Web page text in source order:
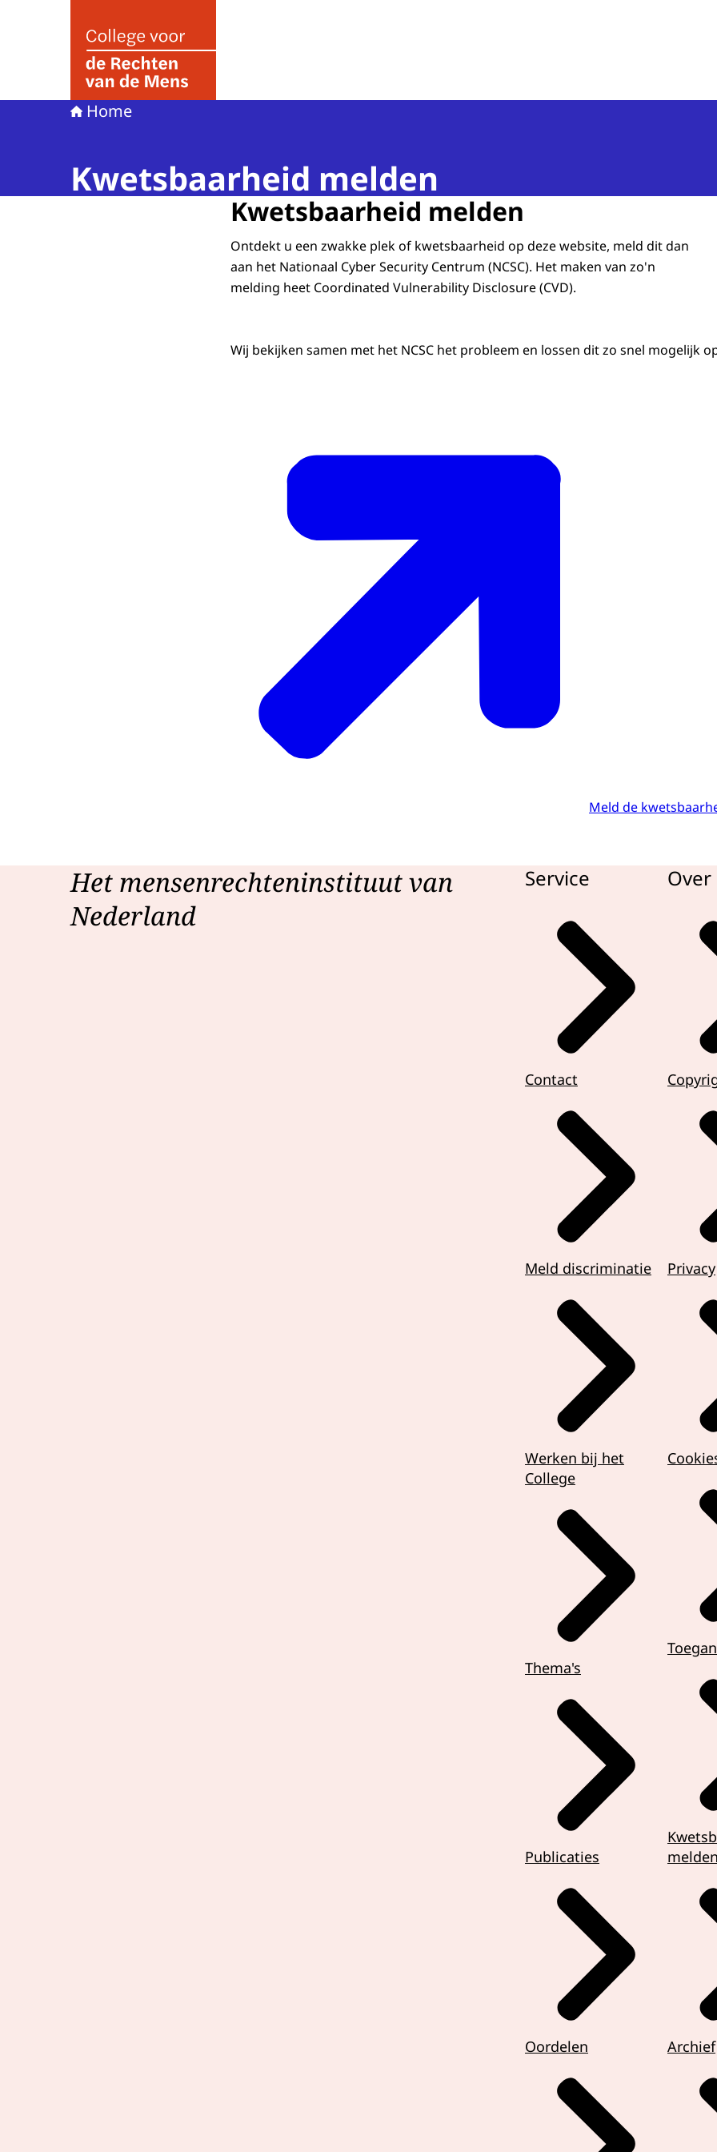
Home
Kwetsbaarheid melden
Kwetsbaarheid melden
Ontdekt u een zwakke plek of kwetsbaarheid op deze website, meld dit dan
aan het Nationaal Cyber Security Centrum (NCSC). Het maken van zo'n
melding heet Coordinated Vulnerability Disclosure (CVD).
Wij bekijken samen met het NCSC het probleem en lossen dit zo snel mogelijk
Meld de
Het mensenrechteninstituut van
Nederland
Service
Contact
Meld discriminatie
Werken bij het
College
Thema's
Publicaties
Oordelen
Privacy
Archief